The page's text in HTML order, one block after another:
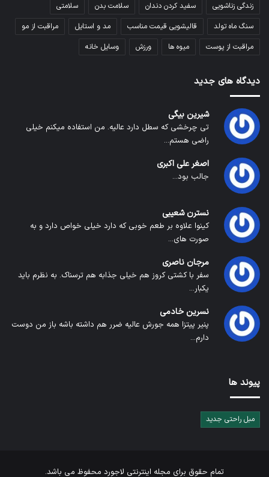
زندگی زناشویی
سفید کردن دندان سلامت بدن
سلامتی
سنگ ماه تولد
قالیشویی قیمت مناسب مد و استایل
مراقبت از مو
مراقبت از پوست
میوه ها ورزش وسایل خانه
دیدگاه های جدید
شیرین بیگی
تی چرخشی که سطل دارد عالیه. من استفاده میکنم خیلی
راضی هستم...
اصغر علی اکبری
جالب بود...
نسترن شعیبی
کینوا علاوه بر طعم خوبی که دارد خیلی خواص دارد و به
صورت های...
مرجان ناصری
سفر با کشتی کروز هم خیلی جذابه هم ترسناک. به نظرم باید
یکبار...
نسرین خادمی
پنیر پیتزا همه جورش عالیه ضرر هم داشته باشه باز من دوست
دارم...
پیوند ها
مبل راحتی جدید
تمام حقوق برای مجله اینترنتی لاجورد محفوظ می باشد.